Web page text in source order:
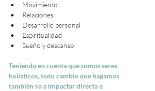
Movimiento
Relaciones
Desarrollo personal
Espiritualidad
Sueño y descanso
Teniendo en cuenta que somos seres
holísticos, todo cambio que hagamos
también va a impactar directa e